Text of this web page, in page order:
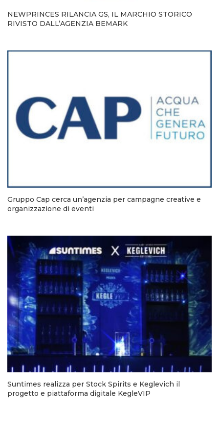
NEWPRINCES RILANCIA GS, IL MARCHIO STORICO
RIVISTO DALL’AGENZIA BEMARK
Gruppo Cap cerca un’agenzia per campagne creative e
organizzazione di eventi
Suntimes realizza per Stock Spirits e Keglevich il
progetto e piattaforma digitale KegleVIP